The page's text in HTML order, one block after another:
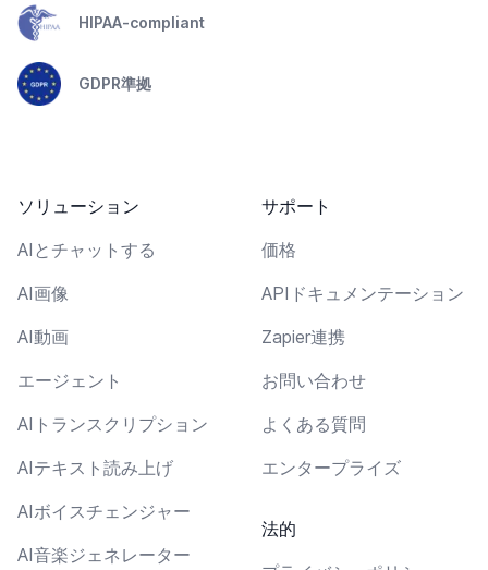
HIPAA-compliant
GDPR準拠
ソリューション
AIとチャットする
AI画像
AI動画
エージェント
AIトランスクリプション
AIテキスト読み上げ
AIボイスチェンジャー
AI音楽ジェネレーター
サポート
価格
APIドキュメンテーション
Zapier連携
お問い合わせ
よくある質問
エンタープライズ
法的